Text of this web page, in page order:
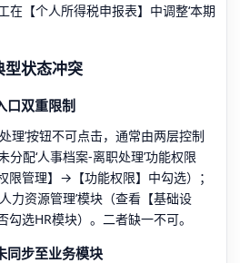
在【个人所得税申报表】中调整‘本期
型状态冲突
口双重限制
理’按钮不可点击，通常由两层控制
配‘人事档案-离职处理’功能权限
限管理】→【功能权限】中勾选）；
力资源管理’模块（查看【基础设
选HR模块）。二者缺一不可。
同步至业务模块